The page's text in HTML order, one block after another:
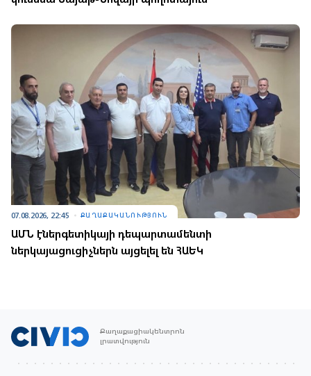
07.08.2026, 22:45 ՔԱՂԱՔԱԿԱՆՈՒԹՅՈՒՆ
ԱՄՆ էներգետիկայի դեպարտամենտի
ներկայացուցիչներն այցելել են ՀԱԵԿ
Քաղաքացիակենտրոն
լրատվություն